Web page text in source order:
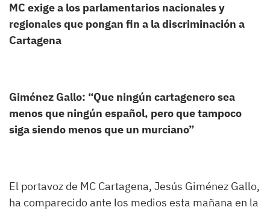
MC exige a los parlamentarios nacionales y
regionales que pongan fin a la discriminación a
Cartagena
Giménez Gallo: “Que ningún cartagenero sea
menos que ningún español, pero que tampoco
siga siendo menos que un murciano”
El portavoz de MC Cartagena, Jesús Giménez Gallo,
ha comparecido ante los medios esta mañana en la